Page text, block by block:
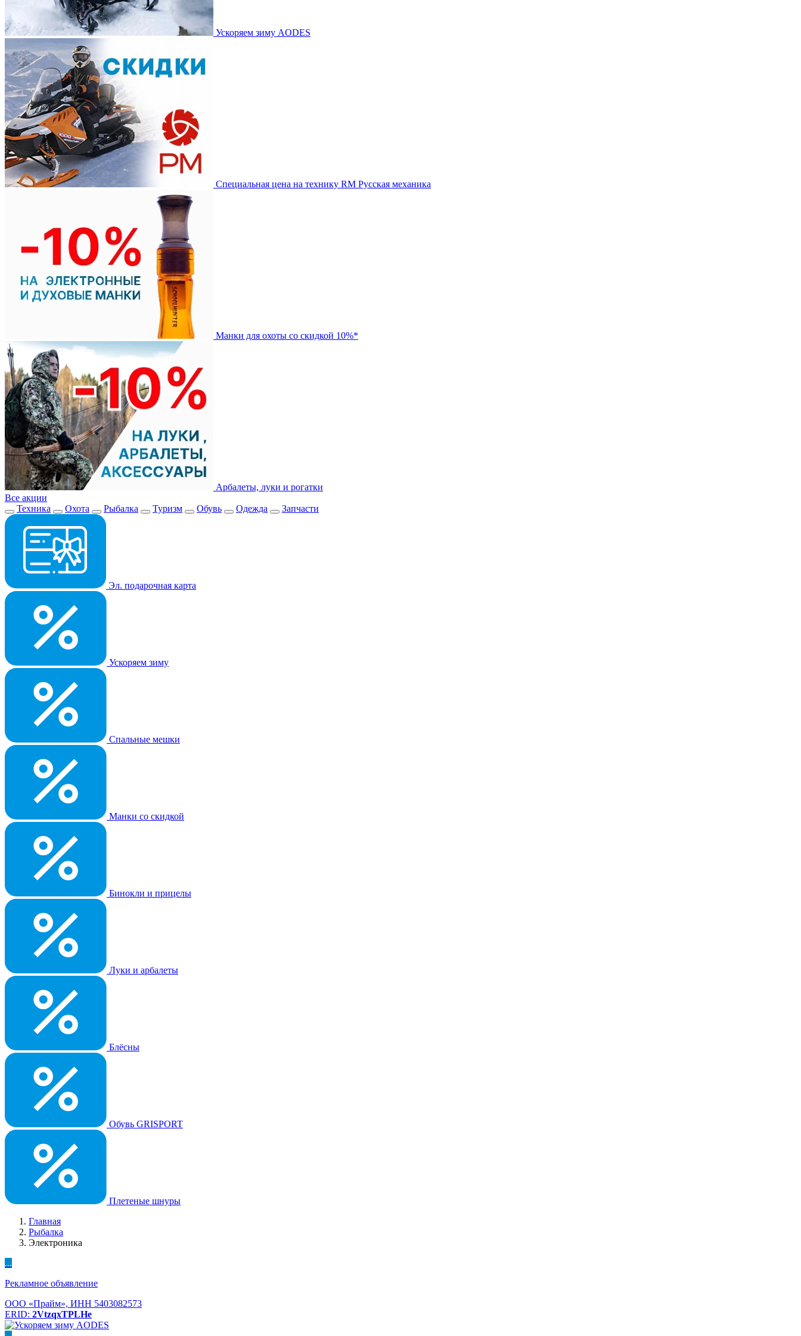
Ускоряем зиму AODES
Специальная цена на технику RM Русская механика
Манки для охоты со скидкой 10%*
Арбалеты, луки и рогатки
Все акции
Техника
Охота Рыбалка Туризм Обувь Одежда Запчасти
Эл. подарочная карта
Ускоряем зиму
Спальные мешки
Манки со скидкой
Бинокли и прицелы
Луки и арбалеты
Блёсны
Обувь GRISPORT
Плетеные шнуры
Главная
Рыбалка
Электроника
...
Рекламное объявление
ООО «Прайм», ИНН 5403082573
ERID: 2VtzqxTPLHe